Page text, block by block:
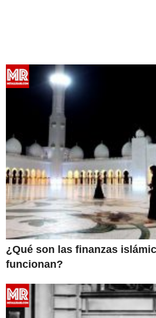
¿Qué son las finanzas
funcionan?